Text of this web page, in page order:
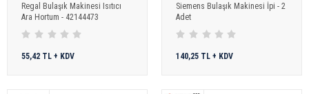
Regal Bulaşık Makinesi Isıtıcı
Ara Hortum - 42144473
55,42 TL + KDV
Siemens Bulaşık Makinesi İpi - 2
Adet
140,25 TL + KDV